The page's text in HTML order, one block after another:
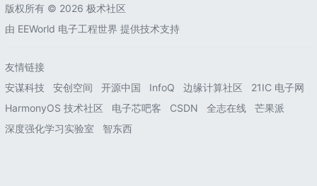
版权所有 © 2026 极术社区
由 EEWorld 电子工程世界 提供技术支持
友情链接
安谋科技
安创空间 开源中国 InfoQ 边缘计算社区
21IC 电子网
HarmonyOS 技术社区
电子芯吧客 CSDN 全志在线
芒果派
深度强化学习实验室
智东西